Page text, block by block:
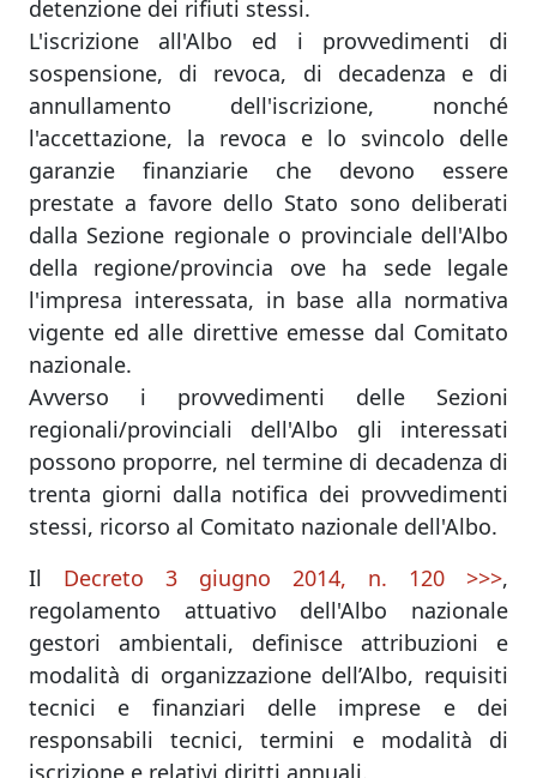
detenzione dei rifiuti stessi.
L'iscrizione all'Albo ed i provvedimenti di
sospensione, di revoca, di decadenza e di
annullamento dell'iscrizione, nonché
l'accettazione, la revoca e lo svincolo delle
garanzie finanziarie che devono essere
prestate a favore dello Stato sono deliberati
dalla Sezione regionale o provinciale dell'Albo
della regione/provincia ove ha sede legale
l'impresa interessata, in base alla normativa
vigente ed alle direttive emesse dal Comitato
nazionale.
Avverso i provvedimenti delle Sezioni
regionali/provinciali dell'Albo gli interessati
possono proporre, nel termine di decadenza di
trenta giorni dalla notifica dei provvedimenti
stessi, ricorso al Comitato nazionale dell'Albo.
Il Decreto 3 giugno 2014, n. 120 >>>,
regolamento attuativo dell'Albo nazionale
gestori ambientali, definisce attribuzioni e
modalità di organizzazione dell’Albo, requisiti
tecnici e finanziari delle imprese e dei
responsabili tecnici, termini e modalità di